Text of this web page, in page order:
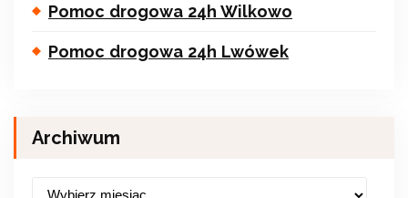
Pomoc drogowa 24h Wilkowo
Pomoc drogowa 24h Lwówek
Archiwum